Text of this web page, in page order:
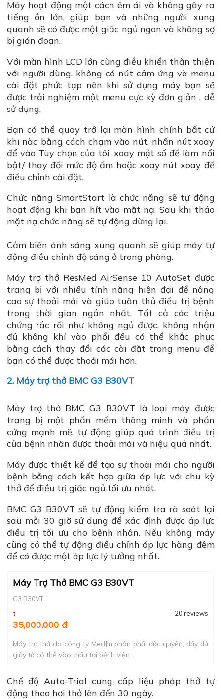
Máy hoạt động một cách êm ái và không gây ra
tiếng ồn lớn, giúp bạn và những người xung
quanh sẽ có được một giấc ngủ ngon và không sợ
bị gián đoạn.
Với màn hình LCD lớn cùng điều khiển thân thiện
với người dùng, không có nút cảm ứng và menu
cài đặt phức tạp nên khi sử dụng máy bạn sẽ
được trải nghiệm một menu cực kỳ đơn giản , dễ
sử dụng.
Bạn có thể quay trở lại màn hình chính bất cứ
khi nào bằng cách chạm vào nút, nhấn nút xoay
để vào Tùy chọn của tôi, xoay mặt số để làm nổi
bật/ thay đổi mức độ ẩm hoặc xoay nút xoay để
điều chỉnh cài đặt.
Chức năng SmartStart là chức năng sẽ tự động
hoạt động khi bạn hít vào mặt nạ. Sau khi tháo
mặt nạ chức năng sẽ tự động dừng lại.
Cảm biến ánh sáng xung quanh sẽ giúp máy tự
động điều chỉnh độ sáng ở trong phòng.
Máy trợ thở ResMed AirSense 10 AutoSet được
trang bị với nhiều tính năng hiện đại để nâng
cao sự thoải mái và giúp tuân thủ điều trị bệnh
trong thời gian ngắn nhất. Tất cả các triệu
chứng rắc rối như không ngủ được, không nhận
đủ không khí vào phổi đều có thể khắc phục
bằng cách thay đổi các cài đặt trong menu để
bạn có thể được thoải mái hơn.
2. Máy trợ thở BMC G3 B30VT
Máy trợ thở BMC G3 B30VT là loại máy được
trang bị một phần mềm thông minh và phần
cứng mạnh mẽ, tự động giúp quá trình điều trị
của bệnh nhân được thoải mái và hiệu quả nhất.
Máy được thiết kế để tạo sự thoải mái cho người
bệnh bằng cách kết hợp giữa áp lực với chu kỳ
thở để điều trị giấc ngủ tối ưu nhất.
BMC G3 B30VT sẽ tự động kiểm tra rà soát lại
sau mỗi 30 giờ sử dụng để xác định được áp lực
điều trị tối ưu cho bệnh nhân. Nếu không máy
cũng có thể tự động điều chỉnh áp lực hàng đêm
để có được một áp lực lý tưởng nhất.
Máy Trợ Thở BMC G3 B30VT
G3 B30VT
20 reviews
35,000,000 đ
Máy trợ thở do công ty MedJin phân phối độc quyền, đầy đủ
giấy tờ có thể vào thầu tại bệnh viện...
Chế độ Auto-Trial cung cấp liệu pháp thở tự
động theo hơi thở lên đến 30 ngày.